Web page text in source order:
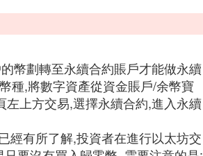
幣劃轉至永續合約賬戶才能做永續
種,將數字資產從資金賬戶/余幣寶
上方交易,選擇永續合約,進入永續
經有所了解,投資者在進行以太坊交